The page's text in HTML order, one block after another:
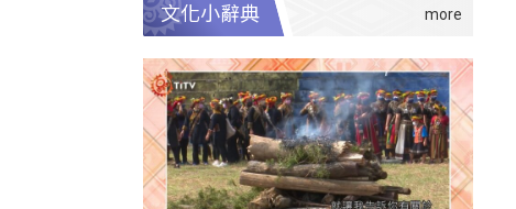
文化小辭典